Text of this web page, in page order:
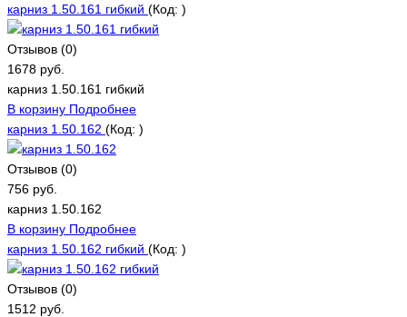
карниз 1.50.161 гибкий (Код: )
Отзывов (0)
1678 руб.
карниз 1.50.161 гибкий
В корзину Подробнее
карниз 1.50.162 (Код: )
Отзывов (0)
756 руб.
карниз 1.50.162
В корзину Подробнее
карниз 1.50.162 гибкий (Код: )
Отзывов (0)
1512 руб.